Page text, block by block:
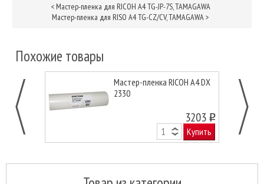
< Мастер-пленка для RICOH А4 TG-JP-7S, TAMAGAWA
Мастер-пленка для RISO А4 TG-CZ/CV, TAMAGAWA>
Похожие товары
Мастер-пленка RICOH А4 DX
2330
3203 o
Купить